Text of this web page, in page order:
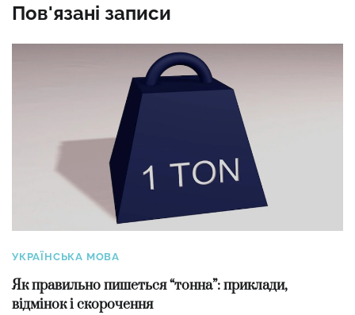
Пов'язані записи
УКРАЇНСЬКА МОВА
Як правильно пишеться “тонна”: приклади,
відмінок і скорочення